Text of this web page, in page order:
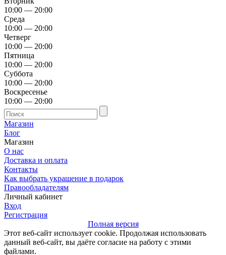
10:00 — 20:00
Среда
10:00 — 20:00
Четверг
10:00 — 20:00
Пятница
10:00 — 20:00
Суббота
10:00 — 20:00
Воскресенье
10:00 — 20:00
Магазин
Блог
Магазин
О нас
Доставка и оплата
Контакты
Как выбрать украшение в подарок
Правообладателям
Личный кабинет
Вход
Регистрация
Полная версия
Этот веб-сайт использует cookie. Продолжая использовать
данный веб-сайт, вы даёте согласие на работу с этими
файлами.